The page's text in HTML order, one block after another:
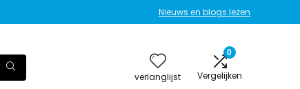
Nieuws en blogs lezen
verlanglijst
0
Vergelijken